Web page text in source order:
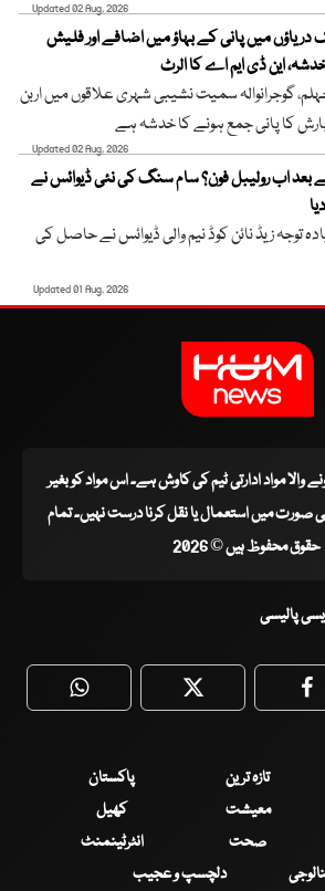
Updated 02 Aug, 2026
دریاؤں میں پانی کے بہاؤ میں اضافے اور فلیش
این ڈی ایم اے کا الرٹ
گوجرانوالہ سمیت نشیبی شہری علاقوں میں اربن
کا پانی جمع ہونے کا خدشہ ہے
Updated 02 Aug, 2026
بعد اب رولیبل فون؟ سام سنگ کی نئی ڈیوائس نے
توجہ زیڈ نائن کوڈ نیم والی ڈیوائس نے حاصل کی
Updated 01 Aug, 2026
والا مواد ادارتی ٹیم کی کاوش ہے۔ اس مواد کو بغیر
میں استعمال یا نقل کرنا درست نہیں۔ تمام
حقوق محفوظ ہیں © 2026
پالیسی
WhatsApp Twitter
تازہ ترین
پاکستان
معیشت
کھیل
صحت
انٹرٹینمنٹ
دلچسپ و عجیب